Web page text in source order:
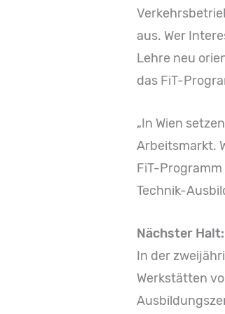
aus. Wer
Lehre neu
das FiT-
„In Wien
Arbeitsmarkt.
FiT-
Technik-
Nächster Halt:
In der
Werkstätten